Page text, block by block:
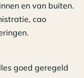
en van buiten.
cao
goed geregeld